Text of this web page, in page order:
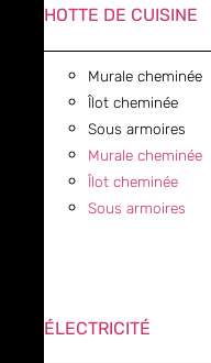
HOTTE DE CUISINE
Murale cheminée
Îlot cheminée
Sous armoires
Murale cheminée
Îlot cheminée
Sous armoires
ÉLECTRICITÉ